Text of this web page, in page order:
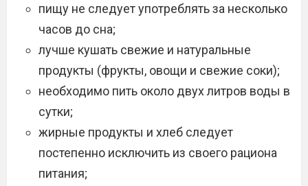
пищу не следует употреблять за несколько
часов до сна;
лучше кушать свежие и натуральные
продукты (фрукты, овощи и свежие соки);
необходимо пить около двух литров воды в
сутки;
жирные продукты и хлеб следует
постепенно исключить из своего рациона
питания;